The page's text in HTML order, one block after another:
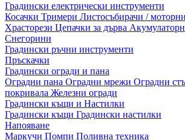
Градински електрически инструменти
Косачки Тримери Листосъбирачи /
Храсторези Цепачки за дърва
Снегорини
Градински ръчни инструменти
Пръскачки
Градински огради и пана
Оградни пана Оградни мрежи Оградни
покривала Железни огради
Градински къщи и Настилки
Градински къщи Градински настилки
Напояване
Маркучи Помпи Поливна техника